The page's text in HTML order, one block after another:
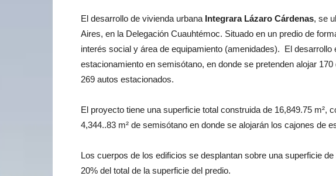
El desarrollo de vivienda urbana Integrara Lázaro Cárdenas, se
Aires, en la Delegación Cuauhtémoc. Situado en un predio de
interés social y área de equipamiento (amenidades). El
estacionamiento en semisótano, en donde se pretenden alojar
269 autos estacionados.
El proyecto tiene una superficie total construida de 16,849.75
4,344..83 m² de semisótano en donde se alojarán los cajones de
Los cuerpos de los edificios se desplantan sobre una superficie
20% del total de la superficie del predio.